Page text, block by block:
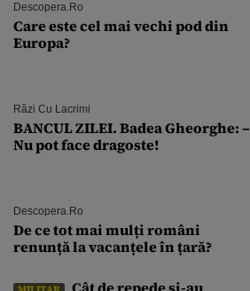
Descopera.ro
Care este cel mai vechi pod din
Europa?
Râzi Cu Lacrimi
BANCUL ZILEI. Badea Gheorghe: –
Nu pot face dragoste!
Descopera.ro
De ce tot mai mulți români
renunță la vacanțele în țară?